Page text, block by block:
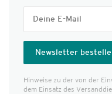
Hinweise zu der von der
dem Einsatz des